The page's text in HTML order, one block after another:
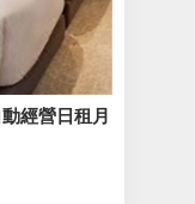
經營日租月